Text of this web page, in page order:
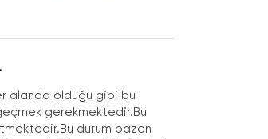
alanda olduğu gibi bu
gerekmektedir.Bu
durum bazen